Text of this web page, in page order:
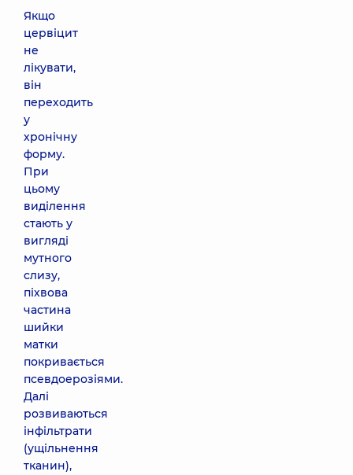
Якщо
цервіцит
не
лікувати,
він
переходить
у
хронічну
форму.
При
цьому
виділення
стають у
вигляді
мутного
слизу,
піхвова
частина
шийки
матки
покривається
псевдоерозіями.
Далі
розвиваються
інфільтрати
(ущільнення
тканин),